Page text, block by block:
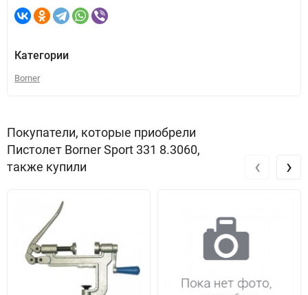
Категории
Borner
Покупатели, которые приобрели
Пистолет Borner Sport 331 8.3060,
также купили
‹ ›